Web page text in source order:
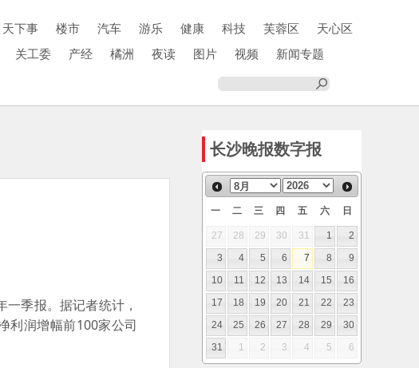
天下事 楼市 汽车 游乐 健康 科技 芙蓉区
天心区
关工委 产经 橘洲 夜读 图片 视频
新闻专题
季报。据记者统计，
利润增幅前100家公司
长沙晚报数字报
一 二 三 四 五 六 日
27 28 29 30 31 1
2
3
4 5 6 7 8
9
10
11 12 13 14 15
16
17
18 19 20 21 22
23
24
25 26 27 28 29
30
31
1 2 3 4 5 6